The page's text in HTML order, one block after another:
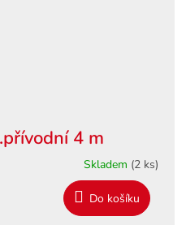
4 m
Skladem (2 ks)
Do košíku